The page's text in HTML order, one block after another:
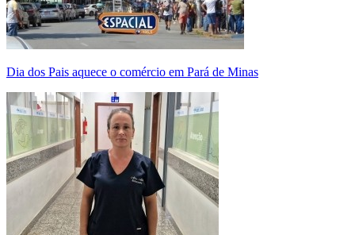
Dia dos Pais aquece o comércio em Pará de Minas